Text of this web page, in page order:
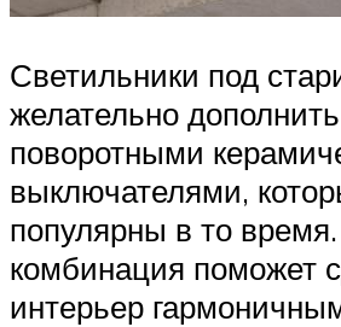
Светильники под
желательно дополнить
поворотными
выключателями,
популярны в то
комбинация поможет
интерьер